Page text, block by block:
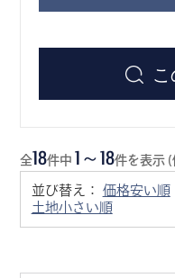
全18件中 1～18件を表示
並び替え： 価格安い順
土地小さい順